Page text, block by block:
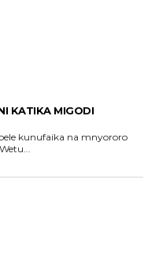
KATIKA MIGODI
kunufaika na mnyororo
Wetu...